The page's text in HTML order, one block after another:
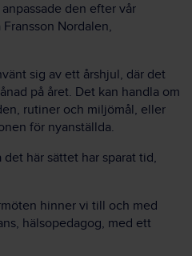
den efter vår
Nordalen,
sig av ett årshjul, där det
på året. Det kan handla om
rutiner och miljömål, eller
för nyanställda.
här sättet har sparat tid,
hinner vi till och med
hälsopedagog, med ett